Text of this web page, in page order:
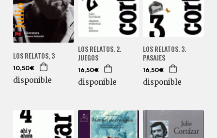
LOS RELATOS, 3
10,50€
disponible
LOS RELATOS. 2.
JUEGOS
16,50€
disponible
LOS RELATOS. 3.
PASAJES
16,50€
disponible